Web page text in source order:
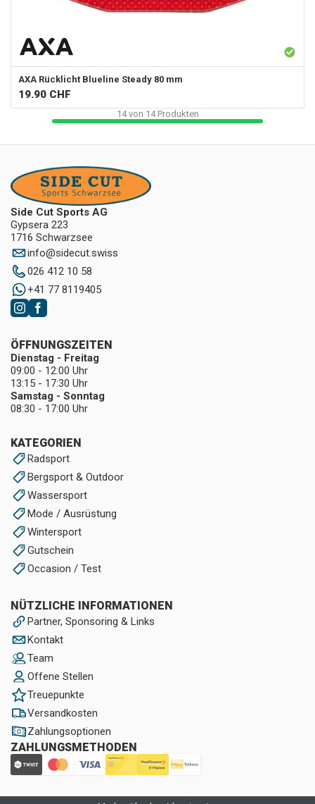
AXA Rücklicht Blueline Steady 80 mm
19.90 CHF
14von 14Produkten
Side Cut Sports AG
Gypsera 223
1716 Schwarzsee
info@sidecut.swiss
026 412 10 58
+41 77 8119405
KATEGORIEN
Radsport
Bergsport & Outdoor
Wassersport
Mode / Ausrüstung
Wintersport
Gutschein
Occasion / Test
NÜTZLICHE INFORMATIONEN
Partner, Sponsoring & Links
Kontakt
Team
Offene Stellen
Treuepunkte
Versandkosten
Zahlungsoptionen
ZAHLUNGSMETHODEN
ÖFFNUNGSZEITEN
Dienstag - Freitag
09:00 - 12:00 Uhr
13:15 - 17:30 Uhr
Samstag - Sonntag
08:30 - 17:00 Uhr